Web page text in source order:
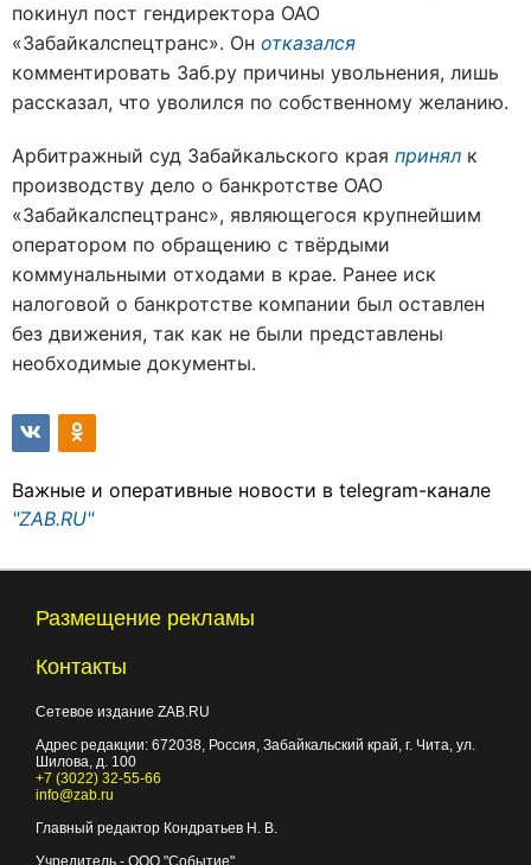
покинул пост гендиректора ОАО
«Забайкалспецтранс». Он отказался
комментировать Заб.ру причины увольнения, лишь
рассказал, что уволился по собственному желанию.
Арбитражный суд Забайкальского края принял к
производству дело о банкротстве ОАО
«Забайкалспецтранс», являющегося крупнейшим
оператором по обращению с твёрдыми
коммунальными отходами в крае. Ранее иск
налоговой о банкротстве компании был оставлен
без движения, так как не были представлены
необходимые документы.
Важные и оперативные новости в telegram-канале
"ZAB.RU"
Размещение рекламы
Контакты
Сетевое издание ZAB.RU
Адрес редакции: 672038, Россия, Забайкальский край, г. Чита, ул.
Шилова, д. 100
+7 (3022) 32-55-66
info@zab.ru
Главный редактор Кондратьев Н. В.
Учредитель - ООО "Событие"